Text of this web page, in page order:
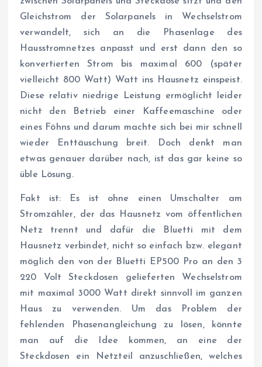
Gleichstrom der Solarpanels in Wechselstrom
verwandelt, sich an die Phasenlage des
Hausstromnetzes anpasst und erst dann den so
konvertierten Strom bis maximal 600 (später
vielleicht 800 Watt) Watt ins Hausnetz einspeist.
Diese relativ niedrige Leistung ermöglicht leider
nicht den Betrieb einer Kaffeemaschine oder
eines Föhns und darum machte sich bei mir schnell
wieder Enttäuschung breit. Doch denkt man
etwas genauer darüber nach, ist das gar keine so
üble Lösung.
Fakt ist: Es ist ohne einen Umschalter am
Stromzähler, der das Hausnetz vom öffentlichen
Netz trennt und dafür die Bluetti mit dem
Hausnetz verbindet, nicht so einfach bzw. elegant
möglich den von der Bluetti EP500 Pro an den 3
220 Volt Steckdosen gelieferten Wechselstrom
mit maximal 3000 Watt direkt sinnvoll im ganzen
Haus zu verwenden. Um das Problem der
fehlenden Phasenangleichung zu lösen, könnte
man auf die Idee kommen, an eine der
Steckdosen ein Netzteil anzuschließen, welches